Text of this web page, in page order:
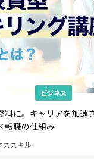
ビジネス
料に。キャリアを加速
転職の仕組み
ススキル